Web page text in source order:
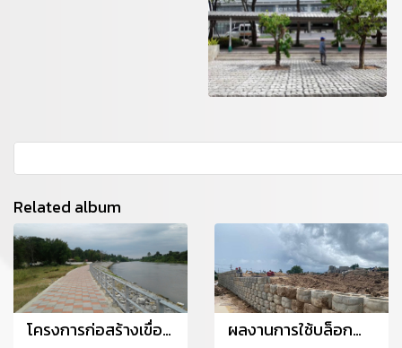
Related album
โครงการก่อสร้างเขื่อนป้องกันตลิ่ง อำเภอมัญจาคีรี จังหวัดขอนแก่น
ผลงานการใช้บล็อกกำแพงกันดิน (ขนาดใหญ่) CPS โครงการลานจอดรถ 55 ไร่ นิคมพัฒนา จังหวัดระยอง